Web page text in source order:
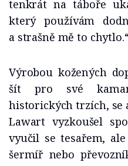
tenkrát na táboře
který používám
a strašně mě to
Výrobou kožených
šít pro své
historických trzích, se
Lawart vyzkoušel
vyučil se tesařem,
šermíř nebo